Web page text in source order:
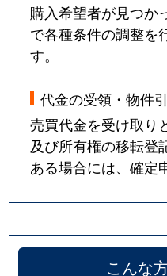
購入希望者が見つか
で各種条件の調整を
す。
代金の受領・物件
売買代金を受け取り
及び所有権の移転登
ある場合には、確定
こんな